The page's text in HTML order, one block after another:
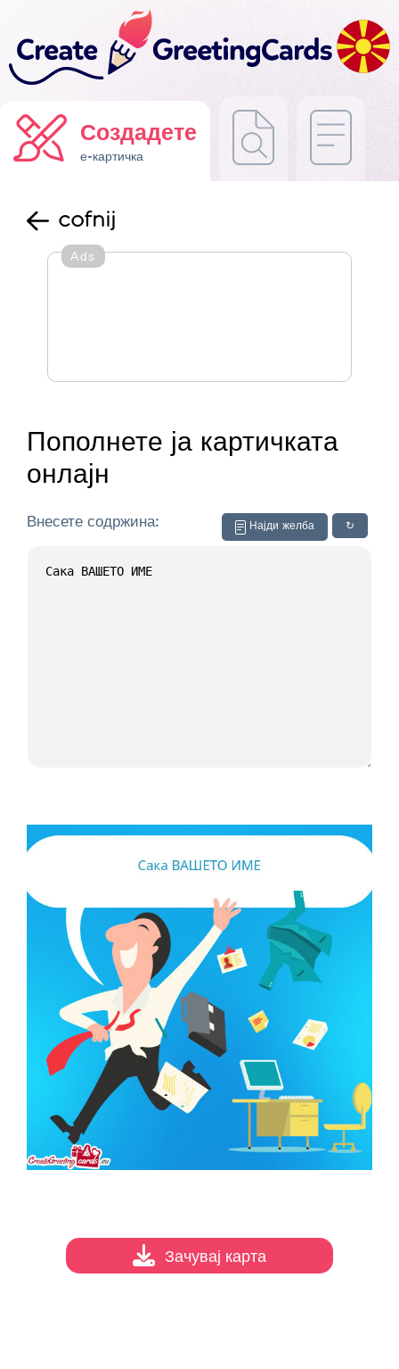
Создадете
е-картичка
cofnij
Ads
Пополнете ја картичката
онлајн
↻
Најди желба
Внесете содржина:
Зачувај карта